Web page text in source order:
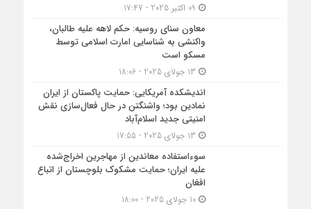
معاون سنای روسیه: حکم لاهه علیه طالبان،
واکنشی به شناسایی امارت اسلامی توسط
مسکو است
اندیشکده آمریکایی: حمایت پاکستان از ایران
نمادین بود؛ واشنگتن در حال فعال‌سازی نقش
امنیتی جدید اسلام‌آباد
سوءاستفاده معاندین از مهاجرین اخراج‌شده
علیه ایران؛ حمایت مشکوک بلوچستان از اتباع
افغان
10 جولای 2025 - 18:00